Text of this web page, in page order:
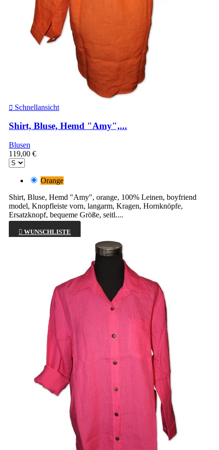
Schnellansicht
Shirt, Bluse, Hemd "Amy",...
Blusen
119,00 €
Orange
Shirt, Bluse, Hemd "Amy", orange, 100% Leinen, boyfriend
model, Knopfleiste vorn, langarm, Kragen, Hornknöpfe,
Ersatzknopf, bequeme Größe, seitl....
 WUNSCHLISTE